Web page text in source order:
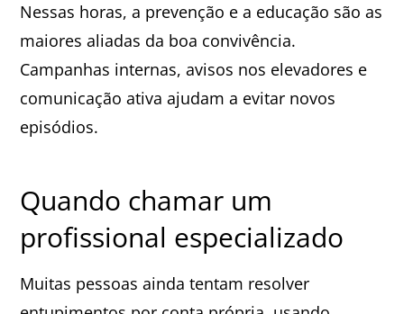
Nessas horas, a prevenção e a educação são as
maiores aliadas da boa convivência.
Campanhas internas, avisos nos elevadores e
comunicação ativa ajudam a evitar novos
episódios.
Quando chamar um
profissional especializado
Muitas pessoas ainda tentam resolver